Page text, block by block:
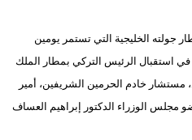
جولته الخليجية التي تستمر يومين
استقبال الرئيس التركي بمطار الملك
مستشار خادم الحرمين الشريفين، أمير
مجلس الوزراء الدكتور إبراهيم العساف